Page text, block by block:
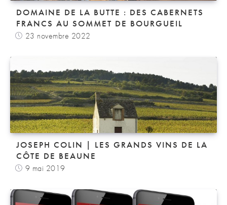
DOMAINE DE LA BUTTE : DES CABERNETS
FRANCS AU SOMMET DE BOURGUEIL
23 novembre 2022
JOSEPH COLIN | LES GRANDS VINS DE LA
CÔTE DE BEAUNE
9 mai 2019